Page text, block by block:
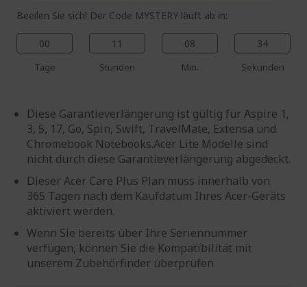
Beeilen Sie sich! Der Code MYSTERY läuft ab in:
00
Tage
11
Stunden
08
Min.
33
Sekunden
Diese Garantieverlängerung ist gültig für Aspire 1,
3, 5, 17, Go, Spin, Swift, TravelMate, Extensa und
Chromebook Notebooks.Acer Lite Modelle sind
nicht durch diese Garantieverlängerung abgedeckt.
Dieser Acer Care Plus Plan muss innerhalb von
365 Tagen nach dem Kaufdatum Ihres Acer-Geräts
aktiviert werden.
Wenn Sie bereits über Ihre Seriennummer
verfügen, können Sie die Kompatibilität mit
unserem Zubehörfinder überprüfen